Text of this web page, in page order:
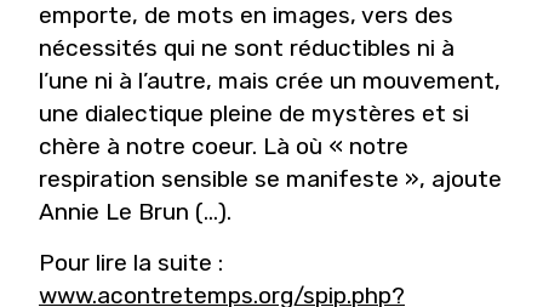
emporte, de mots en images, vers des
nécessités qui ne sont réductibles ni à
l’une ni à l’autre, mais crée un mouvement,
une dialectique pleine de mystères et si
chère à notre coeur. Là où « notre
respiration sensible se manifeste », ajoute
Annie Le Brun (...).
Pour lire la suite :
www.acontretemps.org/spip.php?